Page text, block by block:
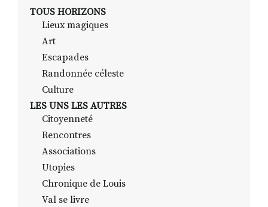
TOUS HORIZONS
Lieux magiques
Art
Escapades
Randonnée céleste
Culture
LES UNS LES AUTRES
Citoyenneté
Rencontres
Associations
Utopies
Chronique de Louis
Val se livre